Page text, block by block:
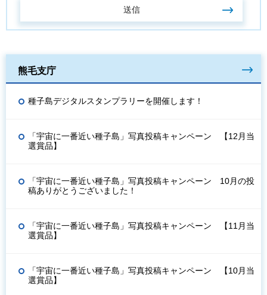
熊毛支庁
種子島デジタルスタンプラリーを開催します！
「宇宙に一番近い種子島」写真投稿キャンペーン 【12月当
選賞品】
「宇宙に一番近い種子島」写真投稿キャンペーン 10月の投
稿ありがとうございました！
「宇宙に一番近い種子島」写真投稿キャンペーン 【11月当
選賞品】
「宇宙に一番近い種子島」写真投稿キャンペーン 【10月当
選賞品】